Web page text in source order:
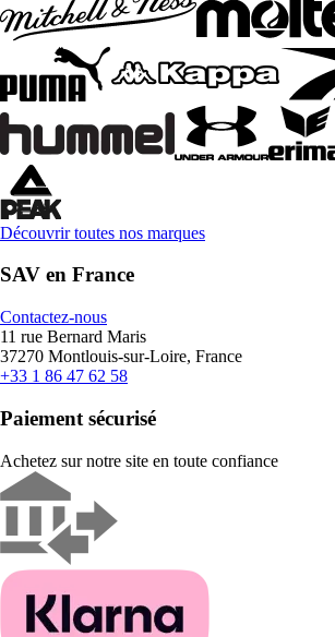
Découvrir toutes nos marques
SAV en France
Contactez-nous
11 rue Bernard Maris
37270 Montlouis-sur-Loire, France
+33 1 86 47 62 58
Paiement sécurisé
Achetez sur notre site en toute confiance